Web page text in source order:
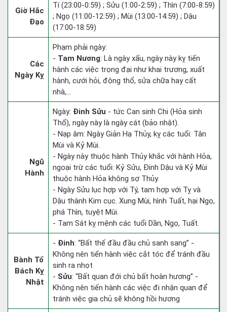
Giờ Hắc
Đạo
Tí (23:00-0:59) ; Sửu (1:00-2:59) ; Thìn (7:00-8:59)
; Ngọ (11:00-12:59) ; Mùi (13:00-14:59) ; Dậu
(17:00-18:59)
Các
Ngày Kỵ
Phạm phải ngày:
- Tam Nương: Là ngày xấu, ngày này kỵ tiến
hành các việc trọng đại như khai trương, xuất
hành, cưới hỏi, động thổ, sửa chữa hay cất
nhà,...
Ngũ
Hành
Ngày: Đinh Sửu - tức Can sinh Chi (Hỏa sinh
Thổ), ngày này là ngày cát (bảo nhật).
- Nạp âm: Ngày Giản Hạ Thủy, kỵ các tuổi: Tân
Mùi và Kỷ Mùi.
- Ngày này thuộc hành Thủy khắc với hành Hỏa,
ngoại trừ các tuổi: Kỷ Sửu, Đinh Dậu và Kỷ Mùi
thuộc hành Hỏa không sợ Thủy.
- Ngày Sửu lục hợp với Tý, tam hợp với Tỵ và
Dậu thành Kim cục. Xung Mùi, hình Tuất, hại Ngọ,
phá Thìn, tuyệt Mùi.
- Tam Sát kỵ mệnh các tuổi Dần, Ngọ, Tuất.
Bành Tổ
Bách Kỵ
Nhật
- Đinh: “Bất thế đầu đầu chủ sanh sang” -
Không nên tiến hành việc cắt tóc để tránh đầu
sinh ra nhọt
- Sửu: “Bất quan đới chủ bất hoàn hương” -
Không nên tiến hành các việc đi nhận quan để
tránh việc gia chủ sẽ không hồi hương